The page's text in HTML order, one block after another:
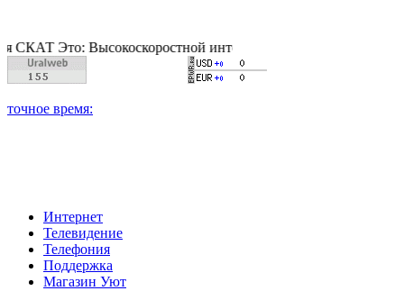
Высокоскоростной интернет, качественное цифровое и
Интернет
Телевидение
Телефония
Поддержка
Магазин Уют